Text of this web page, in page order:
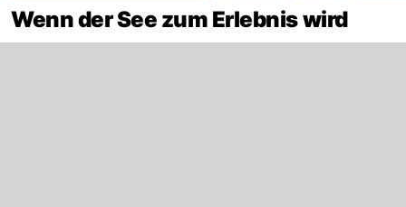
Wenn der See zum Erlebnis wird